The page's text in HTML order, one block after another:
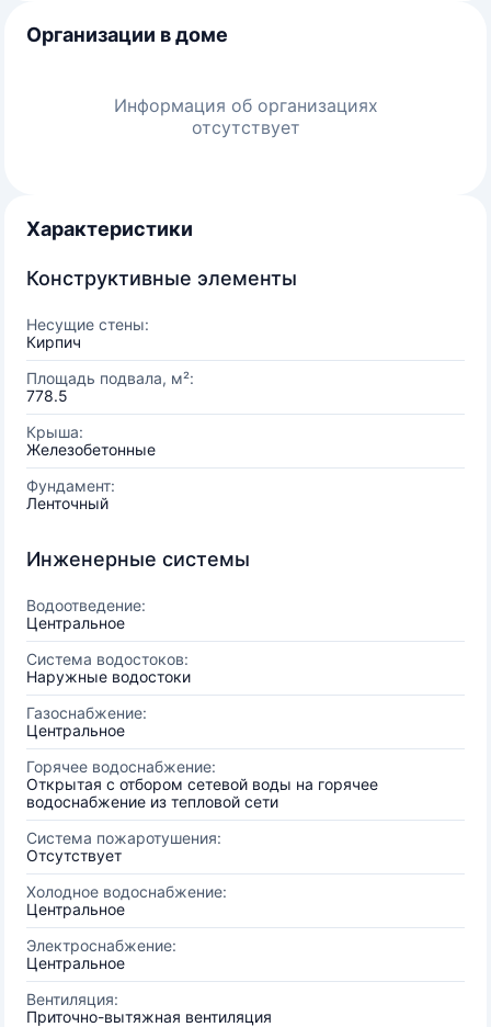
Организации в доме
Информация об организациях
отсутствует
Характеристики
Конструктивные элементы
Несущие стены:
Кирпич
Площадь подвала, м²:
778.5
Крыша:
Железобетонные
Фундамент:
Ленточный
Инженерные системы
Водоотведение:
Центральное
Система водостоков:
Наружные водостоки
Газоснабжение:
Центральное
Горячее водоснабжение:
Открытая с отбором сетевой воды на горячее
водоснабжение из тепловой сети
Система пожаротушения:
Отсутствует
Холодное водоснабжение:
Центральное
Электроснабжение:
Центральное
Вентиляция:
Приточно-вытяжная вентиляция